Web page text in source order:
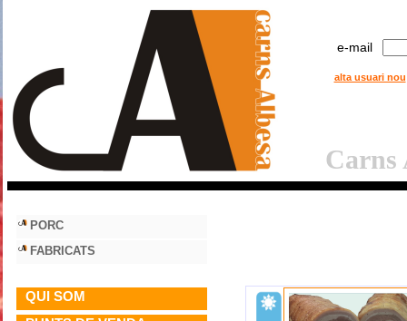
e-mail
alta usuari nou
Carns
PORC
FABRICATS
QUI SOM